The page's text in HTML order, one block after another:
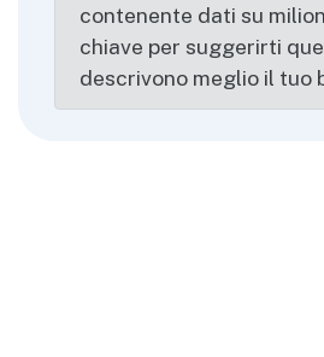
contenente dati su
chiave per suggerirti
descrivono meglio il tuo